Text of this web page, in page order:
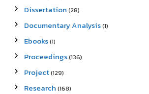
Dissertation (28)
Documentary Analysis(1)
Ebooks(1)
Proceedings(136)
Project(129)
Research (168)